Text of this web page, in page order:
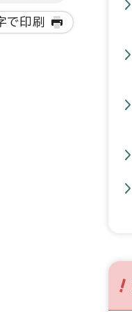
で印刷